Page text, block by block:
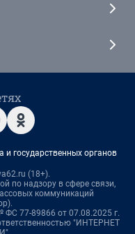
государственных органов
(18+).
по надзору в сфере связи,
коммуникаций
77-89866 от 07.08.2025 г.
"ИНТЕРНЕТ